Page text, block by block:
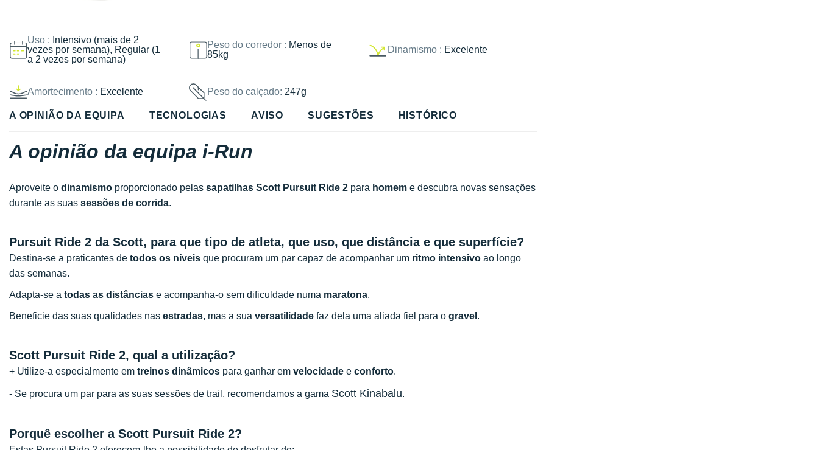
Uso : Intensivo (mais de 2
vezes por semana), Regular (1
a 2 vezes por semana)
Peso do corredor : Menos de
85kg
Dinamismo : Excelente
Amortecimento : Excelente Peso do calçado: 247g
A OPINIÃO DA EQUIPA TECNOLOGIAS AVISO SUGESTÕES HISTÓRICO
A opinião da equipa i-Run
Aproveite o dinamismo proporcionado pelas sapatilhas Scott Pursuit Ride 2 para homem e descubra novas sensações
durante as suas sessões de corrida.
Pursuit Ride 2 da Scott, para que tipo de atleta, que uso, que distância e que superfície?
Destina-se a praticantes de todos os níveis que procuram um par capaz de acompanhar um ritmo intensivo ao longo
das semanas.
Adapta-se a todas as distâncias e acompanha-o sem dificuldade numa maratona.
Beneficie das suas qualidades nas estradas, mas a sua versatilidade faz dela uma aliada fiel para o gravel .
Scott Pursuit Ride 2, qual a utilização?
+ Utilize-a especialmente em treinos dinâmicos para ganhar em velocidade e conforto.
- Se procura um par para as suas sessões de trail, recomendamos a gama Scott Kinabalu.
Porquê escolher a Scott Pursuit Ride 2?